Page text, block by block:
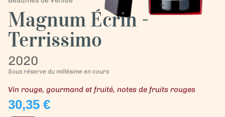
Magnum Écrin -
Terrissimo
2020
Sous réserve du millésime en cours
Vin rouge, gourmand et fruité, notes de fruits rouges
30,35 €